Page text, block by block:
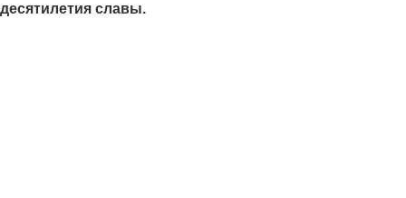
десятилетия славы.